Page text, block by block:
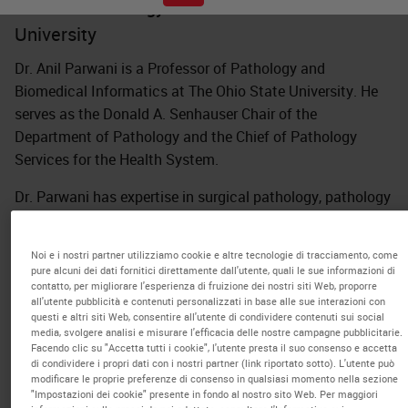
Chair of Pathology at The Ohio State
University
Dr. Anil Parwani is a Professor of Pathology and
Biomedical Informatics at The Ohio State University. He
serves as the Donald A. Senhauser Chair of the
Department of Pathology and the Chief of Pathology
Services for the Health System.
Dr. Parwani has expertise in surgical pathology, pathology
Parwani has authored over four hundred peer-reviewed
articles in major scientific journals and several books and
book chapters.
Dr. Parwani has served on the board of directors,
education committee and abstract committee for USCAP
and was the president of digital pathology association.
Noi e i nostri partner utilizziamo cookie e altre tecnologie di tracciamento, come
pure alcuni dei dati fornitici direttamente dall'utente, quali le sue informazioni di
contatto, per migliorare l'esperienza di fruizione dei nostri siti Web, proporre
all'utente pubblicità e contenuti personalizzati in base alle sue interazioni con
questi e altri siti Web, consentire all'utente di condividere contenuti sui social
media, svolgere analisi e misurare l'efficacia delle nostre campagne pubblicitarie.
Facendo clic su "Accetta tutti i cookie", l'utente presta il suo consenso e accetta
di condividere i propri dati con i nostri partner (link riportato sotto). L'utente può
modificare le proprie preferenze di consenso in qualsiasi momento nella sezione
"Impostazioni dei cookie" presente in fondo al nostro sito Web. Per maggiori